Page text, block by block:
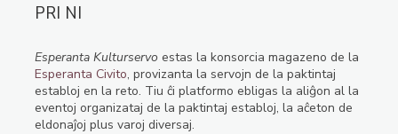
PRI NI
Esperanta Kulturservo estas la konsorcia magazeno de la
Esperanta Civito, provizanta la servojn de la paktintaj
establoj en la reto. Tiu ĉi platformo ebligas la aliĝon al la
eventoj organizataj de la paktintaj establoj, la aĉeton de
eldonaĵoj plus varoj diversaj.